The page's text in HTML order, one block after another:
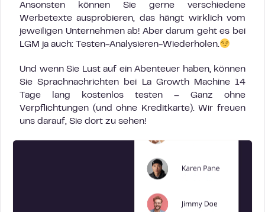
Ansonsten können Sie gerne verschiedene
Werbetexte ausprobieren, das hängt wirklich vom
jeweiligen Unternehmen ab! Aber darum geht es bei
LGM ja auch: Testen-Analysieren-Wiederholen.
Und wenn Sie Lust auf ein Abenteuer haben, können
Sie Sprachnachrichten bei La Growth Machine 14
Tage lang kostenlos testen – Ganz ohne
Verpflichtungen (und ohne Kreditkarte). Wir freuen
uns darauf, Sie dort zu sehen!